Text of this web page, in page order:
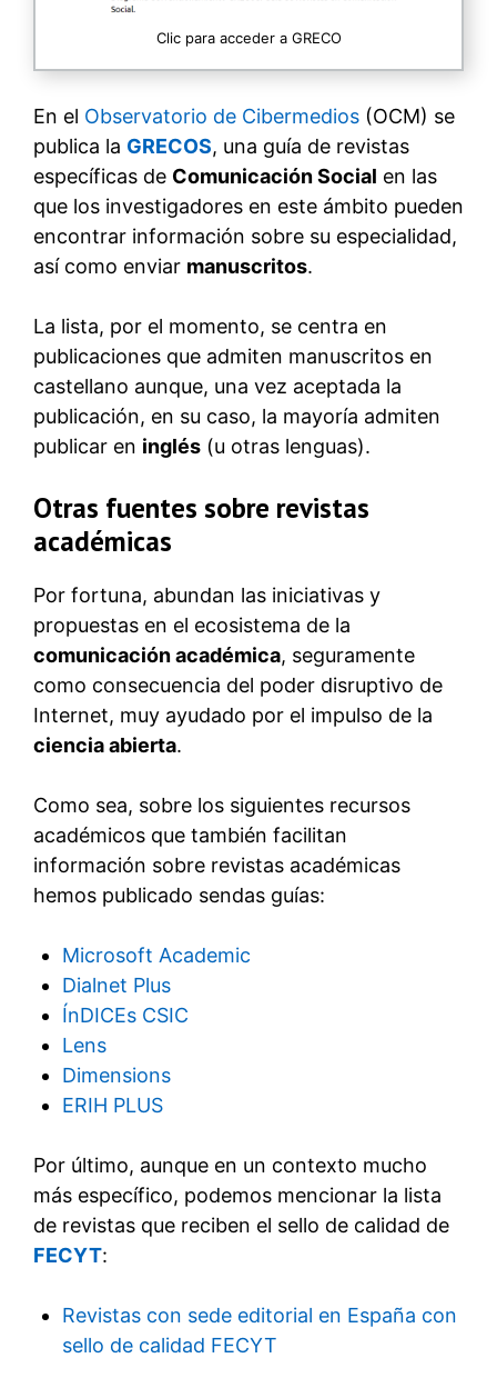
Clic para acceder a GRECO
En el Observatorio de Cibermedios (OCM) se
publica la GRECOS, una guía de revistas
específicas de Comunicación Social en las
que los investigadores en este ámbito pueden
encontrar información sobre su especialidad,
así como enviar manuscritos.
La lista, por el momento, se centra en
publicaciones que admiten manuscritos en
castellano aunque, una vez aceptada la
publicación, en su caso, la mayoría admiten
publicar en inglés (u otras lenguas).
Otras fuentes sobre revistas
académicas
Por fortuna, abundan las iniciativas y
propuestas en el ecosistema de la
comunicación académica, seguramente
como consecuencia del poder disruptivo de
Internet, muy ayudado por el impulso de la
ciencia abierta.
Como sea, sobre los siguientes recursos
académicos que también facilitan
información sobre revistas académicas
hemos publicado sendas guías:
Microsoft Academic
Dialnet Plus
ÍnDICEs CSIC
Lens
Dimensions
ERIH PLUS
Por último, aunque en un contexto mucho
más específico, podemos mencionar la lista
de revistas que reciben el sello de calidad de
FECYT:
Revistas con sede editorial en España con
sello de calidad FECYT